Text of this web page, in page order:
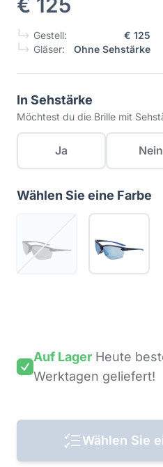
Gestell:
€ 125
Gläser:
Ohne Sehstärke
In Sehstärke
Möchtest du die Brille mit
Ja Nein
Wählen Sie eine Farbe
Auf Lager Heute
Werktagen geliefert!
Wählen Sie